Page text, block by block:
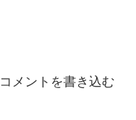
コメントを書き込む